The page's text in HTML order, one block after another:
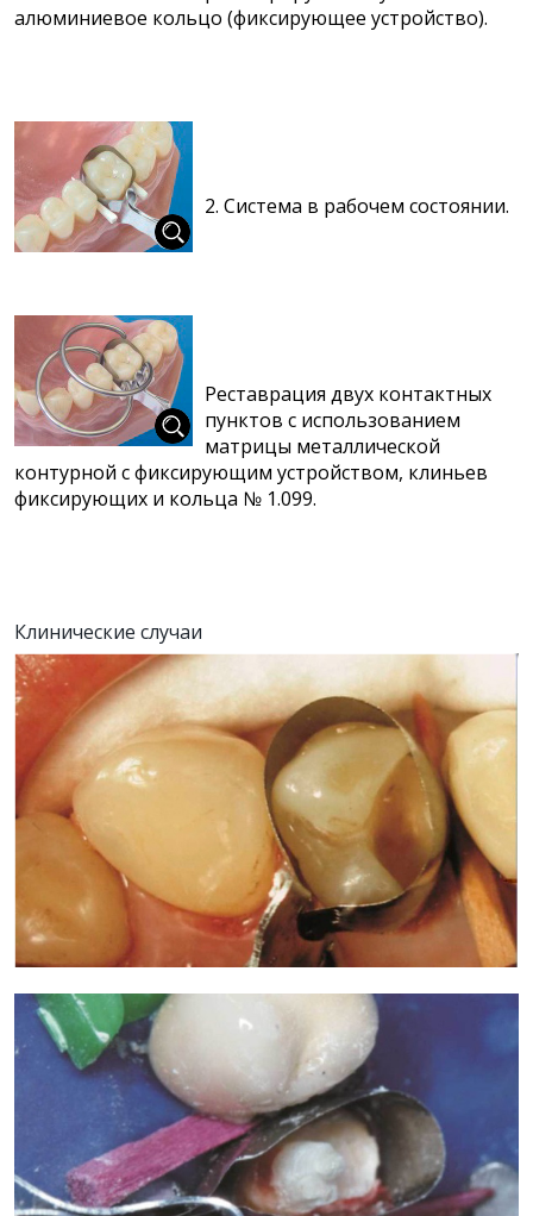
алюминиевое кольцо (фиксирующее устройство).
2. Система в рабочем состоянии.
Реставрация двух контактных
пунктов с использованием
матрицы металлической
контурной с фиксирующим устройством, клиньев
фиксирующих и кольца № 1.099.
Клинические случаи